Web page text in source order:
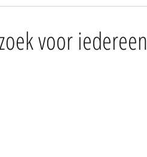
voor iedereen